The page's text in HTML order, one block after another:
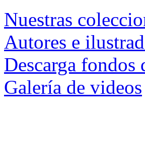
Nuestras
Autores e
Descarga fondos
Galería de videos